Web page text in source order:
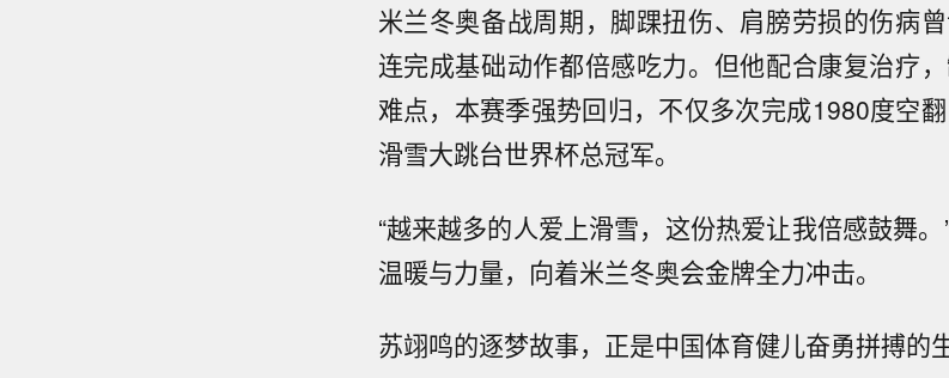
米兰冬奥备战周期，脚踝扭伤、肩膀劳损的伤病
连完成基础动作都倍感吃力。但他配合康复治疗
难点，本赛季强势回归，不仅多次完成1980度空
滑雪大跳台世界杯总冠军。
“越来越多的人爱上滑雪，这份热爱让我倍感鼓舞
温暖与力量，向着米兰冬奥会金牌全力冲击。
苏翊鸣的逐梦故事，正是中国体育健儿奋勇拼搏的